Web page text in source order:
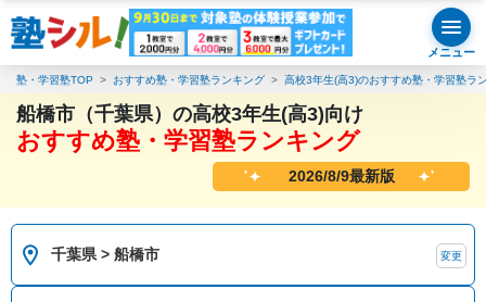
メニュー
塾・学習塾TOP おすすめ塾・学習塾ランキング 高校3年生(高3)のおすすめ塾・学習塾ラ
船橋市（千葉県）の高校3年生(高3)向け
おすすめ塾・学習塾ランキング
2026/8/9最新版
千葉県 > 船橋市 変更